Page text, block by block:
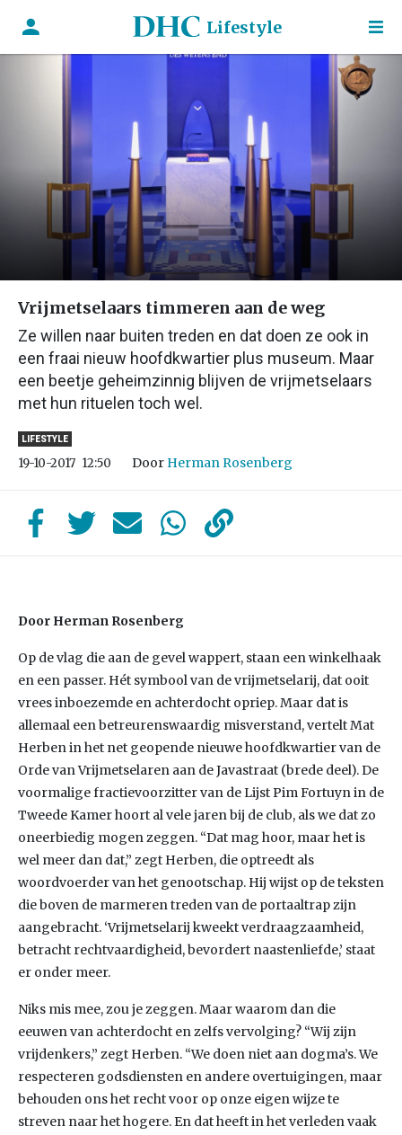
Lifestyle
Vrijmetselaars timmeren aan de weg
Ze willen naar buiten treden en dat doen ze ook in
een fraai nieuw hoofdkwartier plus museum. Maar
een beetje geheimzinnig blijven de vrijmetselaars
met hun rituelen toch wel.
LIFESTYLE
19-10-2017 12:50 Door Herman Rosenberg
Door Herman Rosenberg
Op de vlag die aan de gevel wappert, staan een winkelhaak
en een passer. Hét symbool van de vrijmetselarij, dat ooit
vrees inboezemde en achterdocht opriep. Maar dat is
allemaal een betreurenswaardig misverstand, vertelt Mat
Herben in het net geopende nieuwe hoofdkwartier van de
Orde van Vrijmetselaren aan de Javastraat (brede deel). De
voormalige fractievoorzitter van de Lijst Pim Fortuyn in de
Tweede Kamer hoort al vele jaren bij de club, als we dat zo
oneerbiedig mogen zeggen. “Dat mag hoor, maar het is
wel meer dan dat,” zegt Herben, die optreedt als
woordvoerder van het genootschap. Hij wijst op de teksten
die boven de marmeren treden van de portaaltrap zijn
aangebracht. ‘Vrijmetselarij kweekt verdraagzaamheid,
betracht rechtvaardigheid, bevordert naastenliefde,’ staat
er onder meer.
Niks mis mee, zou je zeggen. Maar waarom dan die
eeuwen van achterdocht en zelfs vervolging? “Wij zijn
vrijdenkers,” zegt Herben. “We doen niet aan dogma’s. We
respecteren godsdiensten en andere overtuigingen, maar
behouden ons het recht voor op onze eigen wijze te
streven naar het hogere. En dat heeft in het verleden vaak